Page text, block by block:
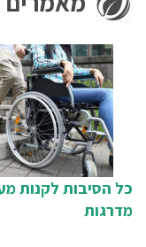
כל הסיבות לקנות
מדרגות